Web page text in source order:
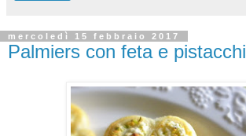
mercoledì 15 febbraio 2017
Palmiers con feta e pistacchi